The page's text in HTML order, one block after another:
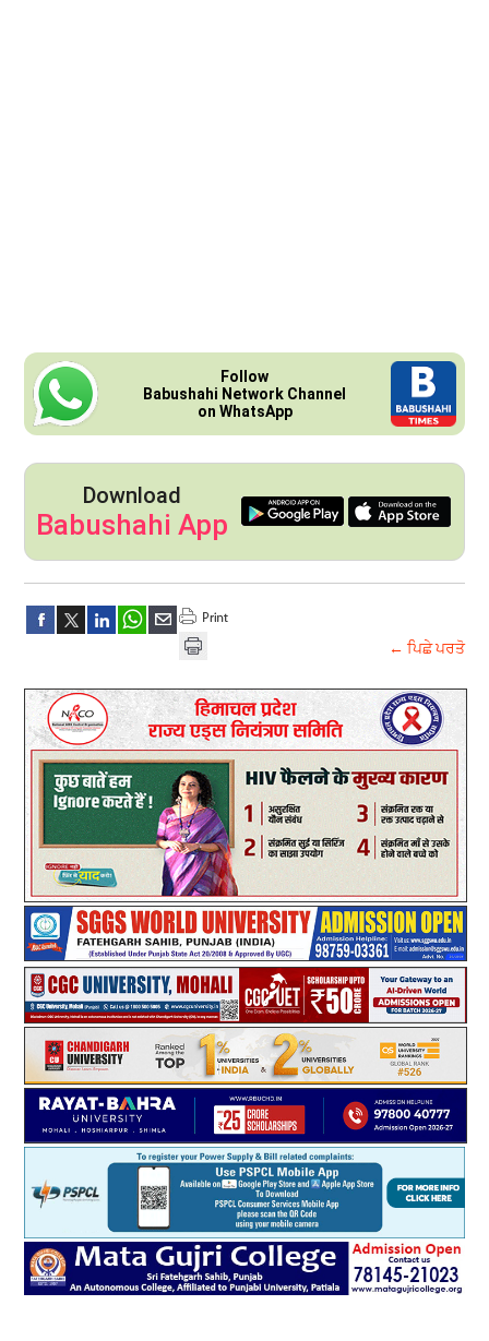
Follow
Babushahi Network Channel
on WhatsApp
Download
Babushahi App
← ਪਿਛੇ ਪਰਤੋ